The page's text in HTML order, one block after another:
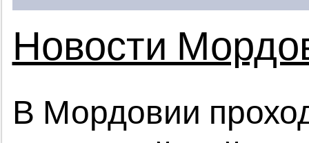
Новости
В Мордовии